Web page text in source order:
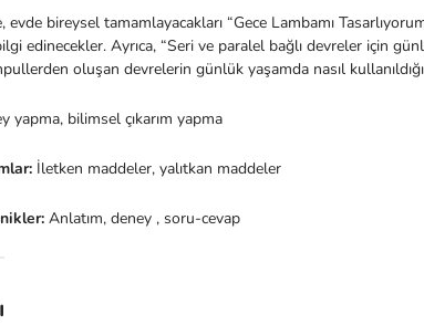
bireysel tamamlayacakları “Gece Lambamı
edinecekler. Ayrıca, “Seri ve paralel bağlı devreler için
oluşan devrelerin günlük yaşamda nasıl
yapma, bilimsel çıkarım yapma
İletken maddeler, yalıtkan maddeler
Anlatım, deney , soru-cevap